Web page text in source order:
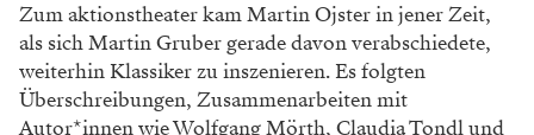
Zum aktionstheater kam Martin Ojster in jener Zeit,
als sich Martin Gruber gerade davon verabschiedete,
weiterhin Klassiker zu inszenieren. Es folgten
Überschreibungen, Zusammenarbeiten mit
Autor*innen wie Wolfgang Mörth, Claudia Tondl und